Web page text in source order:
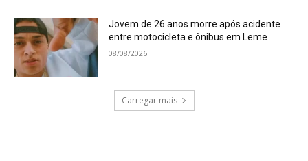
Jovem de 26 anos morre após acidente
entre motocicleta e ônibus em Leme
08/08/2026
Carregar mais